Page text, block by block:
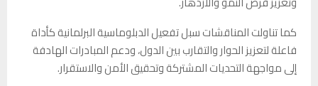
كما تناولت المناقشات سبل تفعيل الدبلوماسية البرلمانية كأداة
فاعلة لتعزيز الحوار والتقارب بين الدول، ودعم المبادرات الهادفة
إلى مواجهة التحديات المشتركة وتحقيق الأمن والاستقرار.